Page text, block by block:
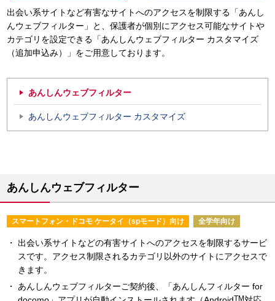
出会い系サイトなど有害なサイトへのアクセスを制限する「あんし
んウェブフィルター」と、保護者が個別にアクセス可能なサイトや
カテゴリを設定できる「あんしんウェブフィルター カスタマイズ
（追加申込み）」をご用意しております。
あんしんウェブフィルター
あんしんウェブフィルター カスタマイズ
あんしんウェブフィルター
スマートフォン・ドコモ ケータイ（spモード）向け 全学年向け
出会い系サイトなどの有害サイトへのアクセスを制限するサービ
スです。アクセス制限されるカテゴリ以外のサイトにアクセスで
きます。
あんしんウェブフィルターご契約後、「あんしんフィルター for
TM